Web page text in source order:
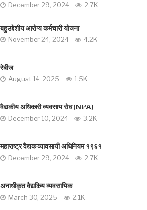
December 29, 2024 2.7K
बहुउद्देशीय आरोग्य कर्मचारी योजना
November 24, 2024 4.2K
रेबीज
August 14, 2025 1.5K
वैद्यकीय अधिकारी व्यवसाय रोध (NPA)
December 10, 2024 3.2K
महाराष्ट्र वैद्यक व्यावसायी अधिनियम १९६१
December 29, 2024 2.7K
अनाधीकृत वैद्यकिय व्यवसायिक
March 30, 2025 2.1K